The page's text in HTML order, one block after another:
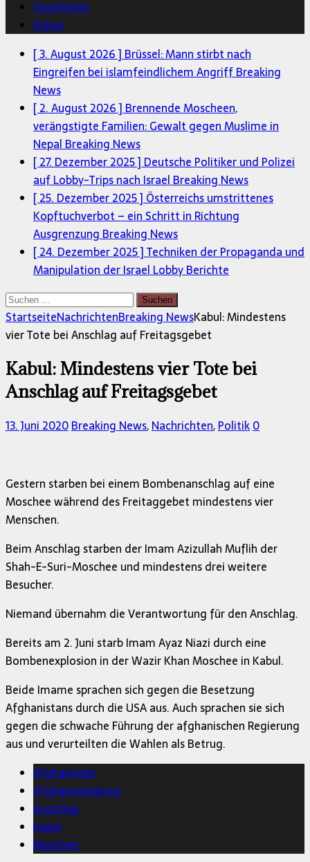
Geschichte
Kultur
[ 3. August 2026 ] Brüssel: Mann stirbt nach
Eingreifen bei islamfeindlichem AngriffBreaking
News
[ 2. August 2026 ] Brennende Moscheen,
verängstigte Familien: Gewalt gegen Muslime in
Nepal Breaking News
[ 27. Dezember 2025 ] Deutsche Politiker und Polizei
auf Lobby-Trips nach Israel Breaking News
[ 25. Dezember 2025 ] Österreichs umstrittenes
Kopftuchverbot – ein Schritt in Richtung
Ausgrenzung Breaking News
[ 24. Dezember 2025 ]Techniken der Propaganda und
Manipulation der Israel LobbyBerichte
Suchen
nach:
StartseiteNachrichtenBreaking NewsKabul: Mindestens
vier Tote bei Anschlag auf Freitagsgebet
Kabul: Mindestens vier Tote bei
Anschlag auf Freitagsgebet
13. Juni 2020Breaking News,Nachrichten,Politik0
Gestern starben bei einem Bombenanschlag auf eine
Moschee während des Freitaggebet mindestens vier
Menschen.
Beim Anschlag starben der Imam Azizullah Muflih der
Shah-E-Suri-Moschee und mindestens drei weitere
Besucher.
Niemand übernahm die Verantwortung für den Anschlag.
Bereits am 2. Juni starb Imam Ayaz Niazi durch eine
Bombenexplosion in der Wazir Khan Moschee in Kabul.
Beide Imame sprachen sich gegen die Besetzung
Afghanistans durch die USA aus. Auch sprachen sie sich
gegen die schwache Führung der afghanischen Regierung
aus und verurteilten die Wahlen als Betrug.
Afghanistan
Afghanistankrieg
Anschlag
Kabul
Moschee